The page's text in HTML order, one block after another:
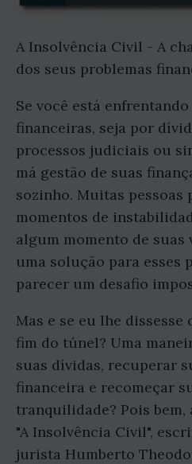
A Insolvência Civil - A
dos seus problemas
Se você está
financeiras, seja por
processos judiciais ou
má gestão de suas
sozinho. Muitas pessoas
momentos de
algum momento de suas
uma solução para esses
parecer um desafio
Mas e se eu lhe
fim do túnel? Uma
suas dívidas, recuperar
financeira e recomeçar
tranquilidade? Pois
"A Insolvência Civil",
jurista Humberto